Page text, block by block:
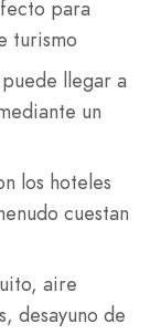
para
turismo
llegar a
un
los hoteles
cuestan
aire
desayuno de